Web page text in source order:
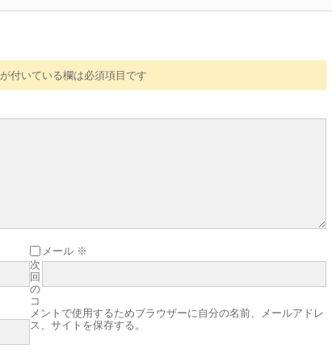
が付いている欄は必須項目です
メール ※
次
回
の
コ
メントで使用するためブラウザーに自分の名前、メールアドレ
ス、サイトを保存する。